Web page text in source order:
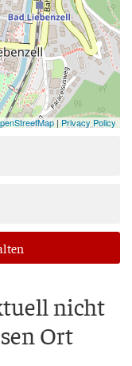
| Privacy Policy
nicht
Ort